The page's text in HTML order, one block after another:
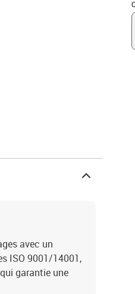
avec un
ISO 9001/14001,
garantie une